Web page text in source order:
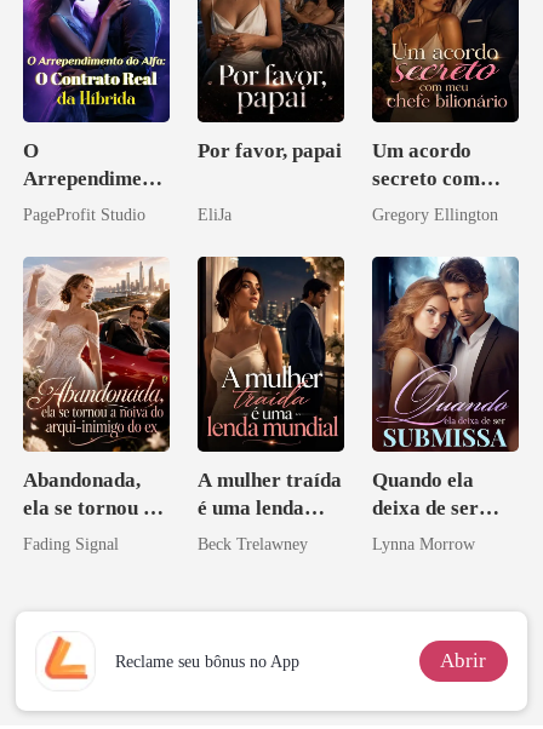
O
Arrependiment
o do Alfa: O
da Híbrida
PageProfit Studio
Por favor, papai
EliJa
Um acordo
secreto com
meu chefe
Gregory Ellington
Abandonada,
ela se tornou a
noiva do arqui-
Fading Signal
A mulher traída
é uma lenda
mundial
Beck Trelawney
Quando ela
deixa de ser
submissa
Lynna Morrow
Reclame seu bônus no App Abrir